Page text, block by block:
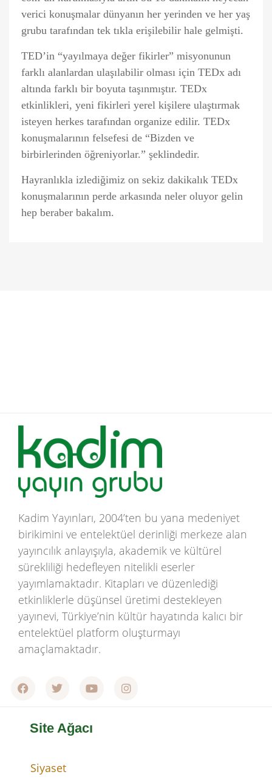
verici konuşmalar dünyanın her yerinden ve her yaş
grubu tarafından tek tıkla erişilebilir hale gelmişti.
TED’in “yayılmaya değer fikirler” misyonunun
farklı alanlardan ulaşılabilir olması için TEDx adı
altında farklı bir boyuta taşınmıştır. TEDx
etkinlikleri, yeni fikirleri yerel kişilere ulaştırmak
isteyen herkes tarafından organize edilir. TEDx
konuşmalarının felsefesi de “Bizden ve
birbirlerinden öğreniyorlar.” şeklindedir.
Hayranlıkla izlediğimiz on sekiz dakikalık TEDx
konuşmalarının perde arkasında neler oluyor gelin
hep beraber bakalım.
Kadim Yayınları, 2004’ten bu yana medeniyet
birikimini ve entelektüel derinliği merkeze alan
yayıncılık anlayışıyla, akademik ve kültürel
sürekliliği hedefleyen nitelikli eserler
yayımlamaktadır. Kitapları ve düzenlediği
etkinliklerle düşünsel üretimi destekleyen
yayınevi, Türkiye’nin kültür hayatında kalıcı bir
entelektüel platform oluşturmayı
amaçlamaktadır.
Site Ağacı
Siyaset